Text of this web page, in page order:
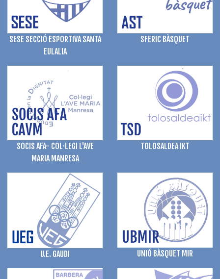
SESE SECCIÓ ESPORTIVA SANTA
EULALIA
SFERIC BÀSQUET
SOCIS AFA- COL·LEGI L'AVE
MARIA MANRESA
TOLOSALDEA IKT
U.E. GAUDI UNIÓ BÀSQUET MIR